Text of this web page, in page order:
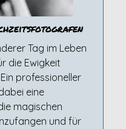
Tag im Leben
die Ewigkeit
professioneller
eine
magischen
und für